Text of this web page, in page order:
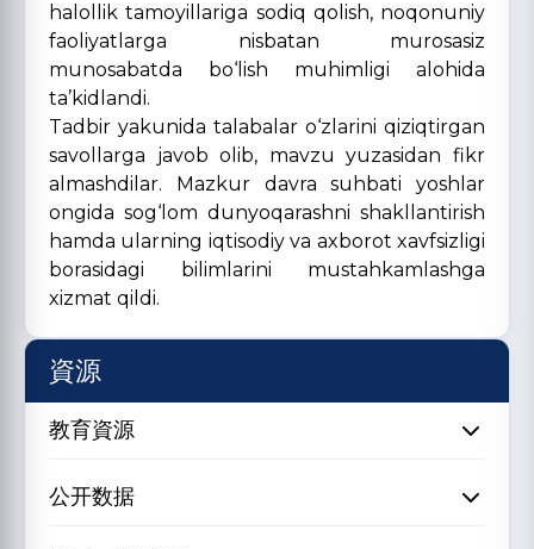
halollik tamoyillariga sodiq qolish, noqonuniy
faoliyatlarga nisbatan murosasiz
munosabatda bo‘lish muhimligi alohida
ta’kidlandi.
Tadbir yakunida talabalar o‘zlarini qiziqtirgan
savollarga javob olib, mavzu yuzasidan fikr
almashdilar. Mazkur davra suhbati yoshlar
ongida sog‘lom dunyoqarashni shakllantirish
hamda ularning iqtisodiy va axborot xavfsizligi
borasidagi bilimlarini mustahkamlashga
xizmat qildi.
資源
教育資源
公开数据